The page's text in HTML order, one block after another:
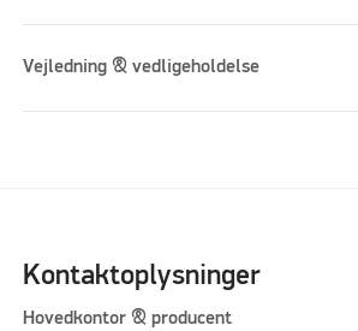
Vejledning & vedligeholdelse
Kontaktoplysninger
Hovedkontor & producent